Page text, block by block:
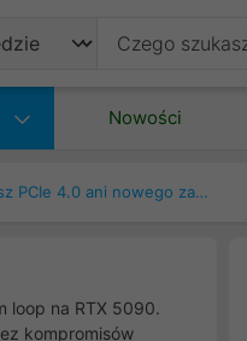
Nowości
Nie potrzebujesz PCIe 4.0 ani nowego zasilacza dla nowej GeForce RTX 3090
loop na RTX 5090.
kompromisów